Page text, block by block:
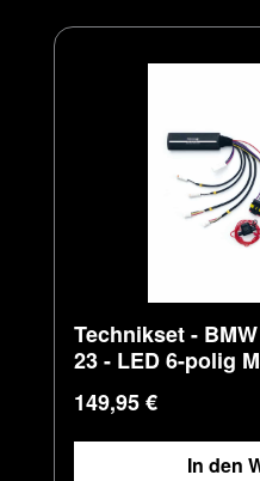
Technikset -
23 - LED 6-polig
Regulärer Preis:
149,95 €
In den